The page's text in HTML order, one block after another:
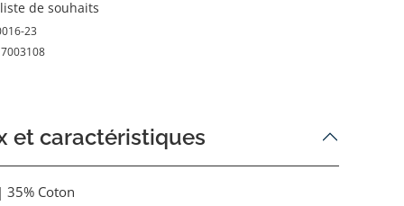
de souhaits
23
et caractéristiques
35% Coton